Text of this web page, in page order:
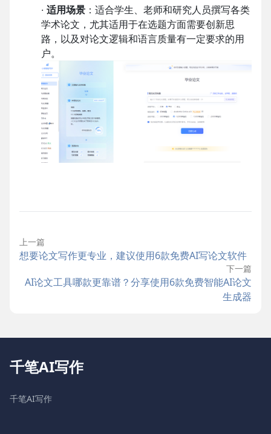
· 适用场景 ：适合学生、老师和研究人员撰写各类
学术论文，尤其适用于在选题方面需要创新思
路，以及对论文逻辑和语言质量有一定要求的用
户。
上一篇
想要论文写作更专业，建议使用6款免费AI写论文软件
下一篇
AI论文工具哪款更靠谱？分享使用6款免费智能AI论文
生成器
千笔AI写作
千笔AI写作